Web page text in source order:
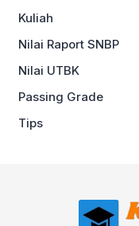
Kuliah
Nilai Raport SNBP
Nilai UTBK
Passing Grade
Tips